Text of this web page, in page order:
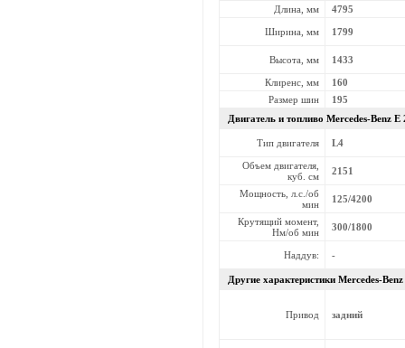
Длина, мм 4795
Ширина, мм 1799
Высота, мм 1433
Клиренс, мм
160
Размер шин
195
Двигатель и топливо Mercedes-Benz E
Тип двигателя L4
Объем двигателя,
куб. см
2151
Мощность, л.с./об
мин
125/4200
Крутящий момент,
Нм/об мин
300/1800
Наддув: -
Другие характеристики Mercedes-Benz
Привод задний